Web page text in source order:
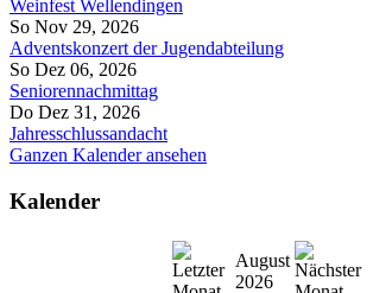
Weinfest Wellendingen
So Nov 29, 2026
Adventskonzert der Jugendabteilung
So Dez 06, 2026
Seniorennachmittag
Do Dez 31, 2026
Jahresschlussandacht
Ganzen Kalender ansehen
Kalender
August
2026